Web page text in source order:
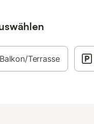
Balkon/Terrasse